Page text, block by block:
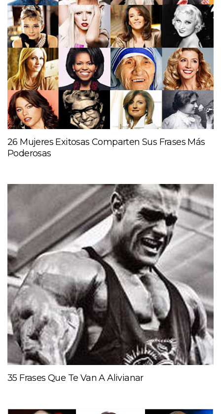
26 Mujeres Exitosas Comparten Sus Frases Más
Poderosas
35 Frases Que Te Van A Alivianar